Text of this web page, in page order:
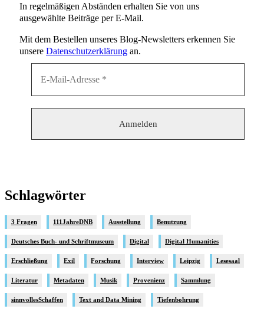
In regelmäßigen Abständen erhalten Sie von uns
ausgewählte Beiträge per E-Mail.
Mit dem Bestellen unseres Blog-Newsletters erkennen Sie
unsere Datenschutzerklärung an.
Schlagwörter
3 Fragen 111JahreDNB Ausstellung Benutzung
Deutsches Buch- und Schriftmuseum Digital Digital Humanities
Erschließung Exil Forschung Interview Leipzig Lesesaal
Literatur Metadaten Musik Provenienz Sammlung
sinnvollesSchaffen Text and Data Mining Tiefenbohrung